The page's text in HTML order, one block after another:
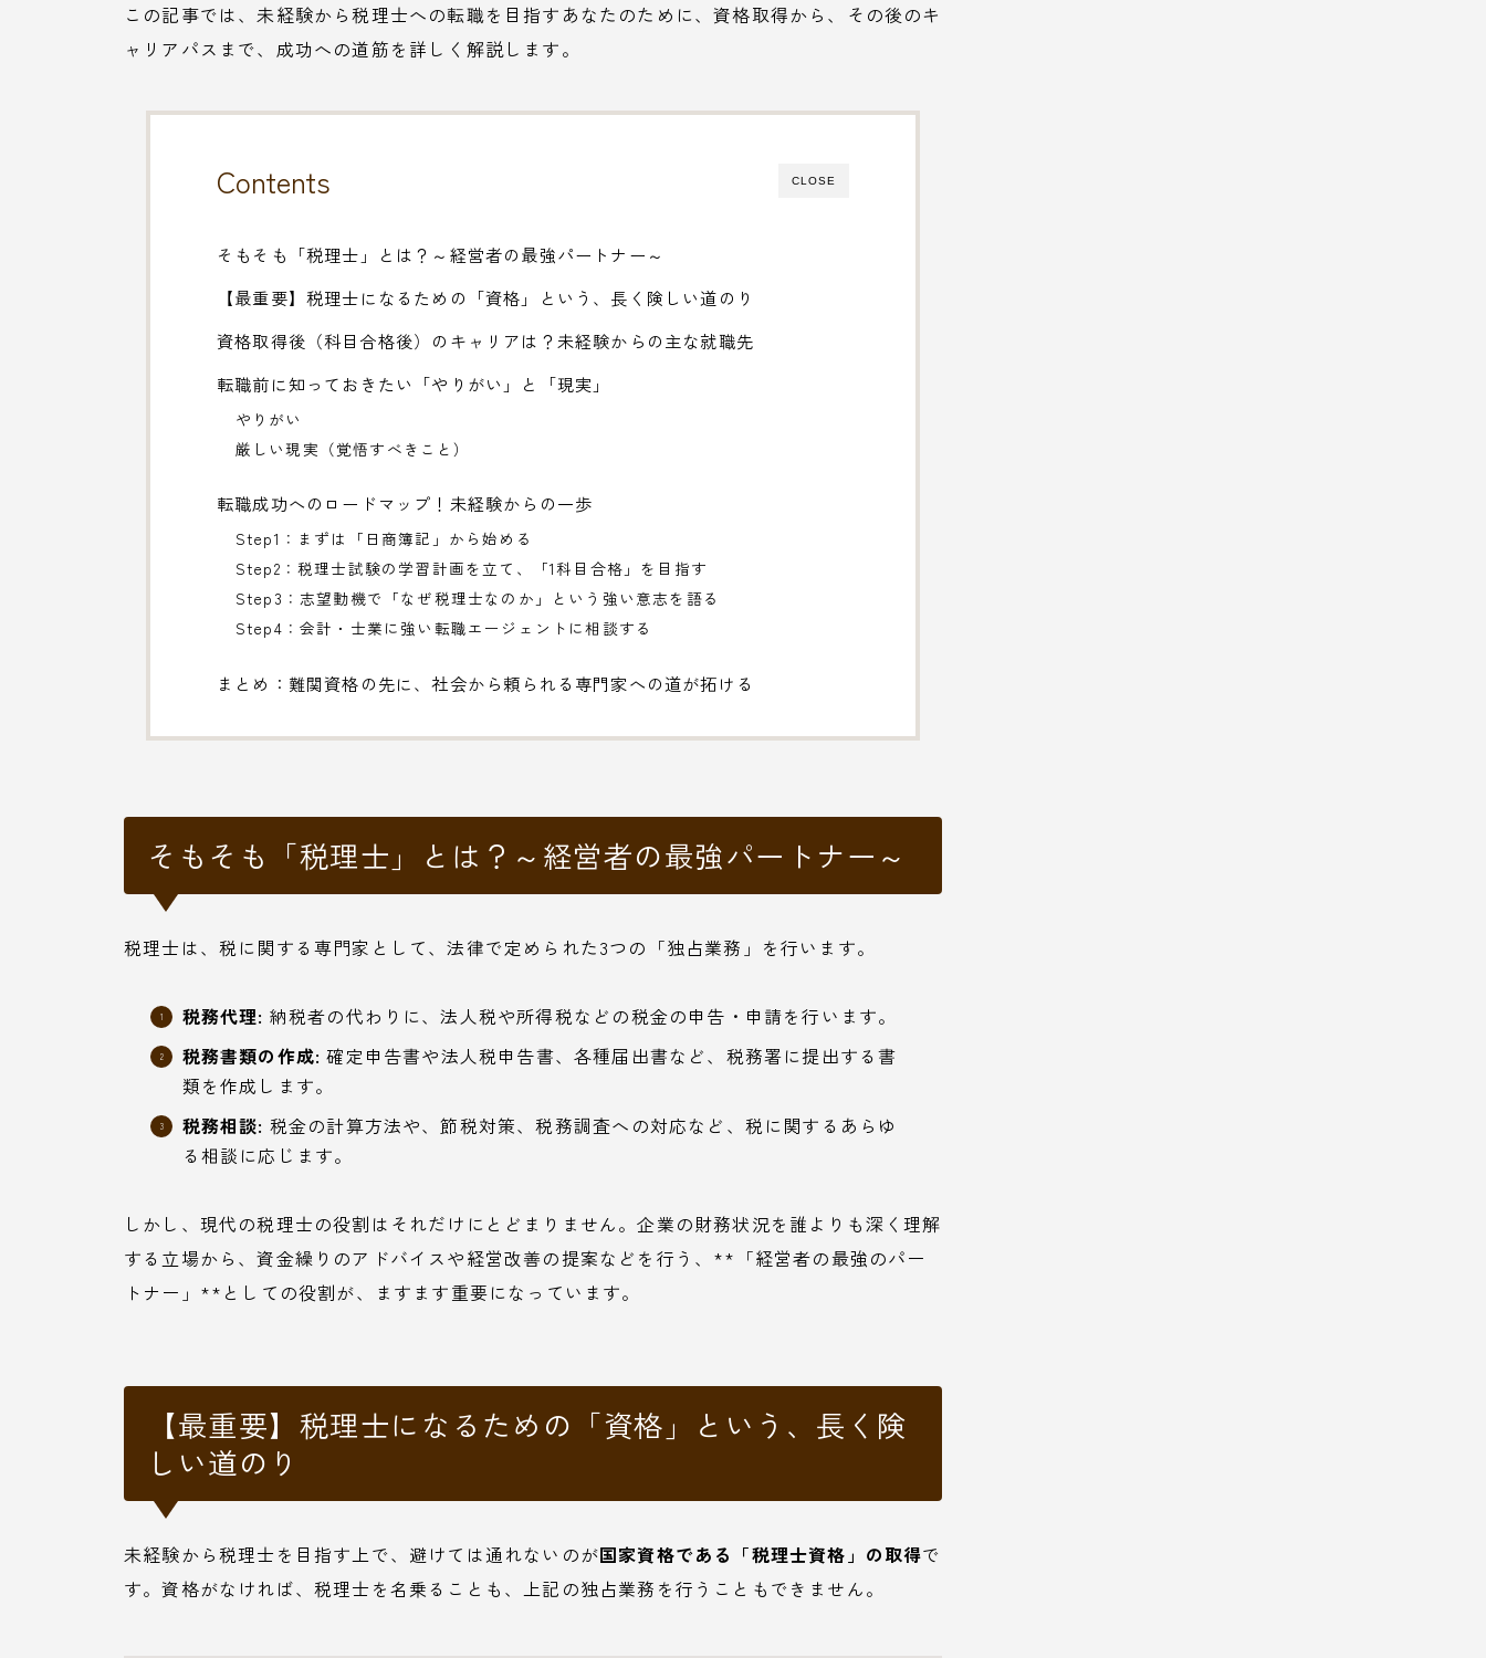
この記事では、未経験から税理士への転職を目指すあなたのために、資格取得から、その後のキ
ャリアパスまで、成功への道筋を詳しく解説します。
CLOSE
Contents
そもそも「税理士」とは？～経営者の最強パートナー～
【最重要】税理士になるための「資格」という、長く険しい道のり
資格取得後（科目合格後）のキャリアは？未経験からの主な就職先
転職前に知っておきたい「やりがい」と「現実」
やりがい
厳しい現実（覚悟すべきこと）
転職成功へのロードマップ！未経験からの一歩
Step1：まずは「日商簿記」から始める
Step2：税理士試験の学習計画を立て、「1科目合格」を目指す
Step3：志望動機で「なぜ税理士なのか」という強い意志を語る
Step4：会計・士業に強い転職エージェントに相談する
まとめ：難関資格の先に、社会から頼られる専門家への道が拓ける
そもそも「税理士」とは？～経営者の最強パートナー～
税理士は、税に関する専門家として、法律で定められた3つの「独占業務」を行います。
税務代理: 納税者の代わりに、法人税や所得税などの税金の申告・申請を行います。
税務書類の作成: 確定申告書や法人税申告書、各種届出書など、税務署に提出する書
類を作成します。
税務相談: 税金の計算方法や、節税対策、税務調査への対応など、税に関するあらゆ
る相談に応じます。
しかし、現代の税理士の役割はそれだけにとどまりません。企業の財務状況を誰よりも深く理解
する立場から、資金繰りのアドバイスや経営改善の提案などを行う、**「経営者の最強のパー
トナー」**としての役割が、ますます重要になっています。
【最重要】税理士になるための「資格」という、長く険
しい道のり
未経験から税理士を目指す上で、避けては通れないのが国家資格である「税理士資格」の取得で
す。資格がなければ、税理士を名乗ることも、上記の独占業務を行うこともできません。